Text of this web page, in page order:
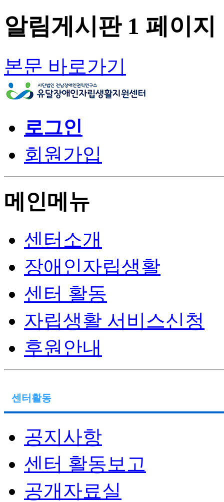
알림게시판 1 페이지
본문 바로가기
로그인
회원가입
메인메뉴
센터소개
장애인자립생활
센터 활동
자립생활 서비스신청
후원안내
센터활동
공지사항
센터 활동보고
공개자료실